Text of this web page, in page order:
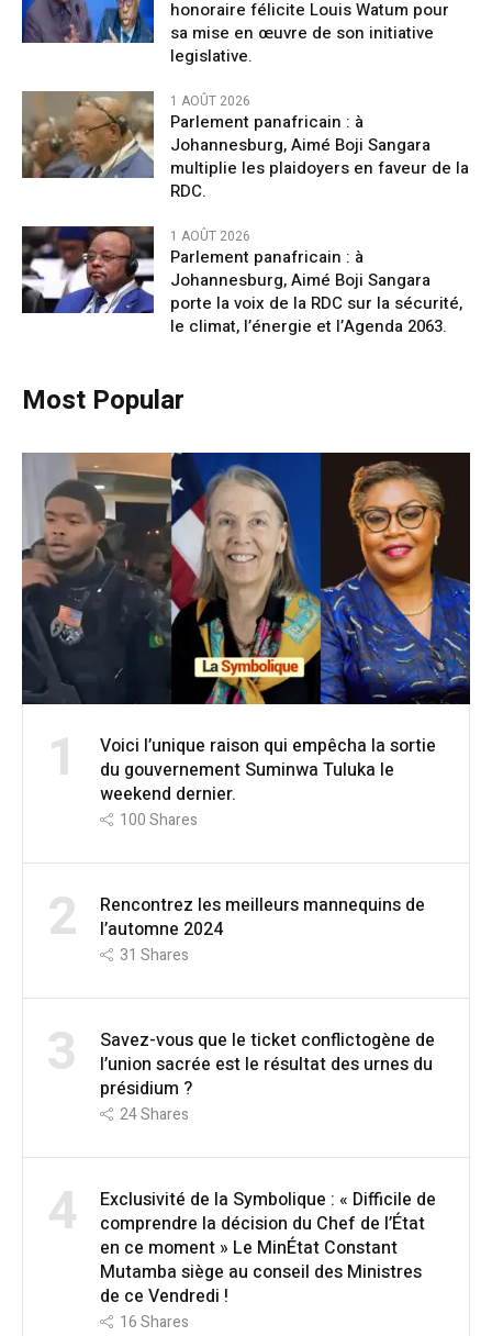
honoraire félicite Louis Watum pour
sa mise en œuvre de son initiative
legislative.
1 AOÛT 2026
Parlement panafricain : à
Johannesburg, Aimé Boji Sangara
multiplie les plaidoyers en faveur de la
RDC.
1 AOÛT 2026
Parlement panafricain : à
Johannesburg, Aimé Boji Sangara
porte la voix de la RDC sur la sécurité,
le climat, l’énergie et l’Agenda 2063.
Most Popular
1
Voici l’unique raison qui empêcha la sortie
du gouvernement Suminwa Tuluka le
weekend dernier.
100Shares
2
Rencontrez les meilleurs mannequins de
l’automne 2024
31 Shares
3
Savez-vous que le ticket conflictogène de
l’union sacrée est le résultat des urnes du
présidium ?
24Shares
4
Exclusivité de la Symbolique : « Difficile de
comprendre la décision du Chef de l’État
en ce moment » Le MinÉtat Constant
Mutamba siège au conseil des Ministres
de ce Vendredi !
16Shares